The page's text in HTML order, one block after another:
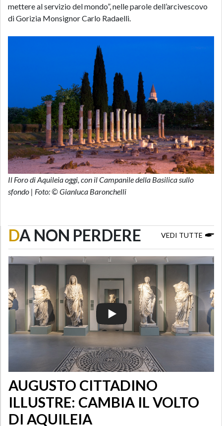
mettere al servizio del mondo”, nelle parole dell’arcivescovo
di Gorizia Monsignor Carlo Radaelli.
Il Foro di Aquileia oggi, con il Campanile della Basilica sullo
sfondo | Foto: © Gianluca Baronchelli
DA NON PERDERE VEDI TUTTE
AUGUSTO CITTADINO
ILLUSTRE: CAMBIA IL VOLTO
DI AQUILEIA